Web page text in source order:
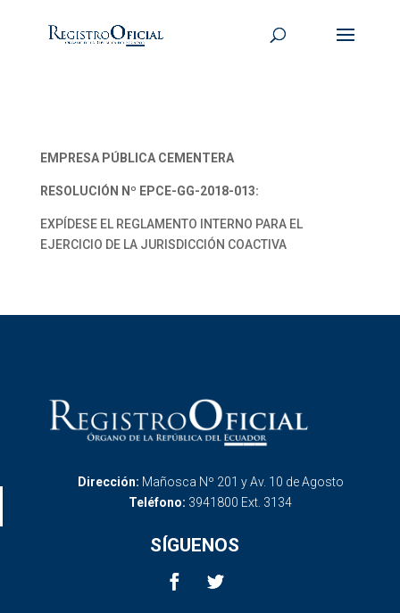
EMPRESA PÚBLICA CEMENTERA
RESOLUCIÓN Nº EPCE-GG-2018-013:
EXPÍDESE EL REGLAMENTO INTERNO PARA EL
EJERCICIO DE LA JURISDICCIÓN COACTIVA
Dirección: Mañosca Nº 201 y Av. 10 de Agosto
Teléfono: 3941800 Ext. 3134
SÍGUENOS